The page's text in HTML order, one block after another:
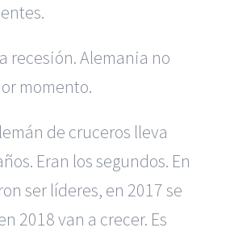
recesión. Alemania no
momento.
de cruceros lleva
Eran los segundos. En
ser líderes, en 2017 se
2018 van a crecer. Es